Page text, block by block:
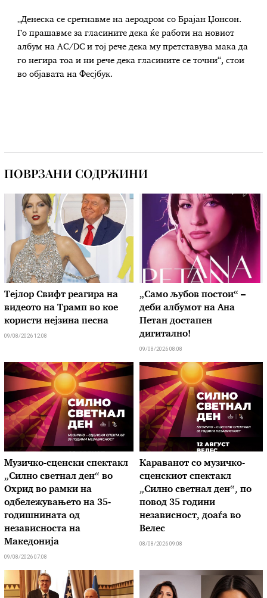
„Денеска се сретнавме на аеродром со Брајан Џонсон.
Го прашавме за гласините дека ќе работи на новиот
албум на AC/DC и тој рече дека му претставува мака да
го негира тоа и ни рече дека гласините се точни“, стои
во објавата на Фесјбук.
ПОВРЗАНИ СОДРЖИНИ
Тејлор Свифт реагира на
видеото на Трамп во кое
користи нејзина песна
09/08/2026 12:08
„Само љубов постои“ –
деби албумот на Ана
Петан достапен
дигитално!
09/08/2026 08:08
Музичко-сценски спектакл
„Силно светнал ден“ во
Охрид во рамки на
одбележувањето на 35-
годишнината од
независноста на
Македонија
09/08/2026 07:08
Караванот со музичкo-
сценскиот спектакл
„Силно светнал ден“, по
повод 35 години
независност, доаѓа во
Велес
08/08/2026 09:08